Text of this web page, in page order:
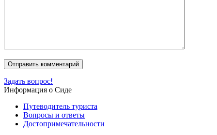
Задать вопрос!
Информация о Сиде
Путеводитель туриста
Вопросы и ответы
Достопримечательности